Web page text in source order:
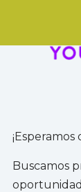
Buscamos